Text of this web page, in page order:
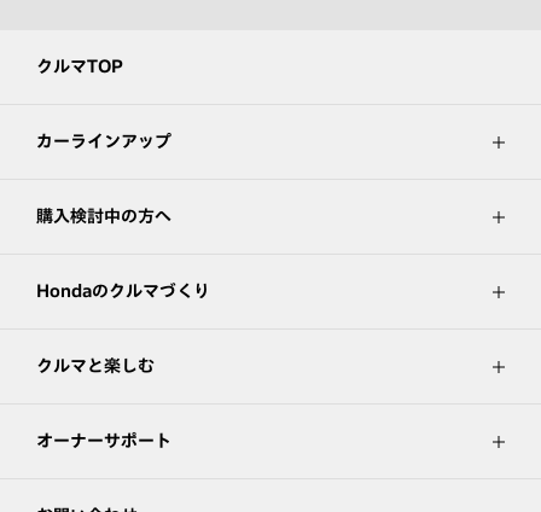
クルマTOP
カーラインアップ
購入検討中の方へ
Hondaのクルマづくり
クルマと楽しむ
オーナーサポート